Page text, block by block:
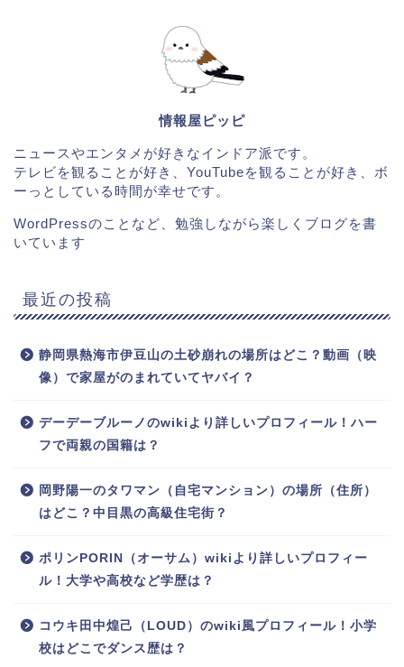
情報屋ピッピ
ニュースやエンタメが好きなインドア派です。
テレビを観ることが好き、YouTubeを観ることが好き、ボ
ーっとしている時間が幸せです。
WordPressのことなど、勉強しながら楽しくブログを書
いています
最近の投稿
静岡県熱海市伊豆山の土砂崩れの場所はどこ？動画（映
像）で家屋がのまれていてヤバイ？
デーデーブルーノのwikiより詳しいプロフィール！ハー
フで両親の国籍は？
岡野陽一のタワマン（自宅マンション）の場所（住所）
はどこ？中目黒の高級住宅街？
ポリンPORIN（オーサム）wikiより詳しいプロフィー
ル！大学や高校など学歴は？
コウキ田中煌己（LOUD）のwiki風プロフィール！小学
校はどこでダンス歴は？